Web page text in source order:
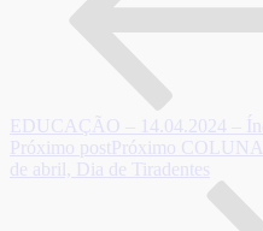
EDUCAÇÃO – 14.04.2024 –
Próximo post Próximo COLUNA
de abril, Dia de Tiradentes